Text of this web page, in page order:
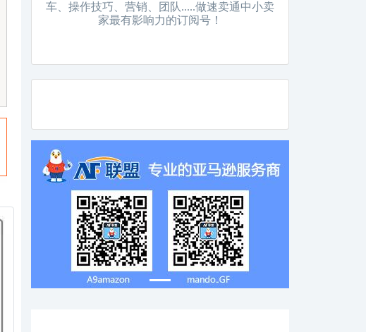
车、操作技巧、营销、团队.....做速卖通中小卖
家最有影响力的订阅号！